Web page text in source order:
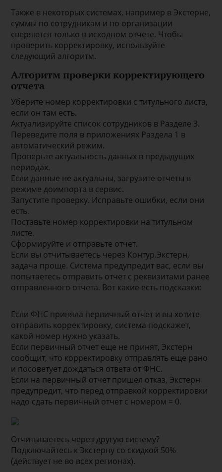
Также в некоторых системах, например в Экстерне,
суммы по сотрудникам и по организации
сверяются только в исходном отчете. Чтобы
проверить корректировку, используйте
следующий алгоритм.
Алгоритм проверки корректирующего
отчета
Уберите номер корректировки с титульного листа,
если он там есть.
Актуализируйте список сотрудников в Разделе 3.
Переведите поля в приложениях Раздела 1 в
автоматический режим.
Проверьте актуальность данных в предыдущих
периодах.
Если данные не актуальны, загрузите отчеты в
режиме доимпорта в сервис.
Запустите проверку. Исправьте ошибки, если они
есть.
Поставьте номер корректировки на титульном
листе.
Сформируйте и отправьте отчет.
Если вы отчитываетесь через Контур.Экстерн,
задача проще. Система предупредит вас, если вы
попытаетесь отправить отчет с реквизитами ранее
отправленного отчета. Вот какие есть подсказки:
Если ФНС приняла первичный отчет и вы хотите
отправить корректировку, система подскажет,
какой номер нужно указать.
Если первичный отчет еще не принят, Экстерн
сообщит, что корректировку отправлять еще рано
и посоветует дождаться ответа от ФНС.
Если на первичный отчет пришел отказ, Экстерн
предупредит, что перед отправкой корректировки
надо сдать первичный отчет с номером = 0.
Отчитываетесь через другую систему?
Подключайтесь к Экстерну со скидкой 50%
(действует не во всех регионах).